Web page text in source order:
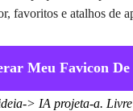
favoritos e atalhos de
Meu Favicon
> IA projeta-a.